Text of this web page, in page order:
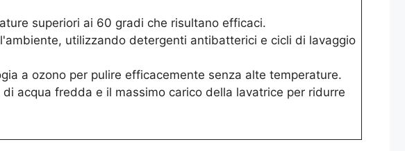
superiori ai 60 gradi che risultano efficaci.
utilizzando detergenti antibatterici e cicli di lavaggio
a ozono per pulire efficacemente senza alte temperature.
acqua fredda e il massimo carico della lavatrice per ridurre